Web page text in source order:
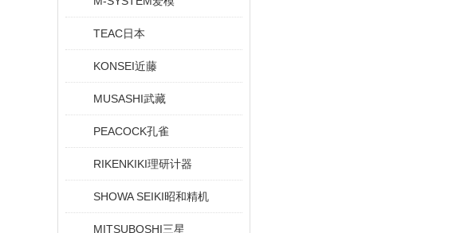
TEAC日本
KONSEI近藤
MUSASHI武藏
PEACOCK孔雀
RIKENKIKI理研计器
SHOWA SEIKI昭和精机
MITSUBOSHI三星